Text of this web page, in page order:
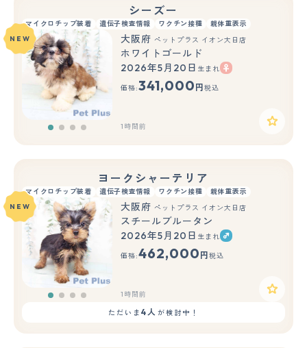
シーズー
マイクロチップ装着 遺伝子検査情報 ワクチン接種
親体重表示
NEW
大阪府 ペットプラス イオン大日店
ホワイトゴールド
2026年5月20日 生まれ
価格:341,000 円 税込
1時間前
ヨークシャーテリア
マイクロチップ装着 遺伝子検査情報 ワクチン接種
親体重表示
NEW
大阪府 ペットプラス イオン大日店
スチールブルータン
2026年5月20日 生まれ
価格:462,000 円 税込
1時間前
ただいま4人 が検討中！